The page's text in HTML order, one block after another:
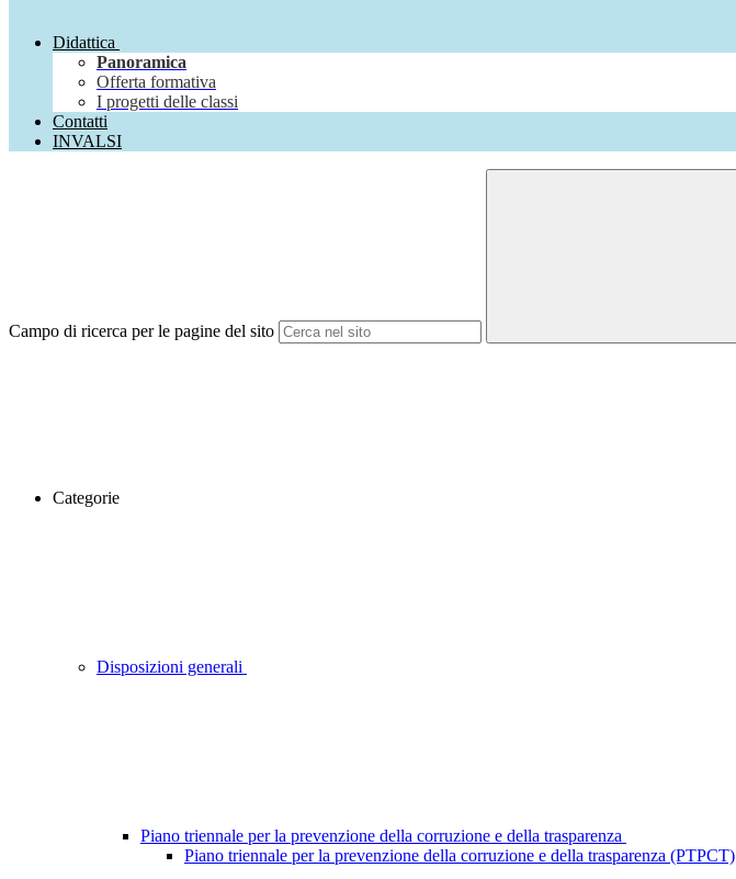
Didattica
Panoramica
Offerta formativa
I progetti delle classi
Contatti
INVALSI
Campo di ricerca per le pagine del sito
Categorie
Disposizioni generali
Piano triennale per la prevenzione della corruzione e della trasparenza
Piano triennale per la prevenzione della corruzione e della trasparenza (PTPCT)